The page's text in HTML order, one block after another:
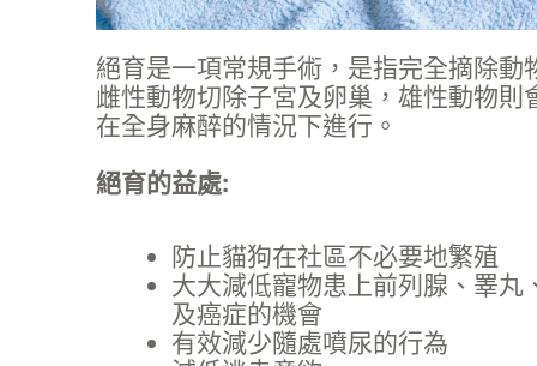
絕育是一項常規手術，是指完全摘除
雌性動物切除子宮及卵巢，雄性動物
在全身麻醉的情況下進行。
絕育的益處:
防止貓狗在社區不必要地繁殖
大大減低寵物患上前列腺、睪丸
及癌症的機會
有效減少隨處噴尿的行為